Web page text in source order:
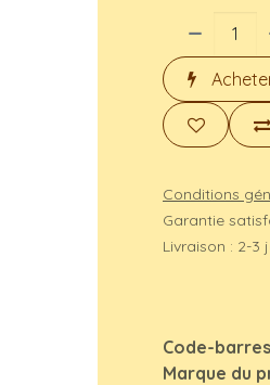
Conditions
Garantie
Livraison : 2-3
Code-
Marque du